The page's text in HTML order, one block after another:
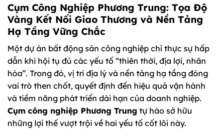
Cụm Công Nghiệp Phương Trung: Tọa Độ
Vàng Kết Nối Giao Thương và Nền Tảng
Hạ Tầng Vững Chắc
Một dự án bất động sản công nghiệp chỉ thực sự hấp
dẫn khi hội tụ đủ các yếu tố “thiên thời, địa lợi, nhân
hòa”. Trong đó, vị trí địa lý và nền tảng hạ tầng đóng
vai trò then chốt, quyết định đến hiệu quả vận hành
và tiềm năng phát triển dài hạn của doanh nghiệp.
Cụm công nghiệp Phương Trung tự hào sở hữu
những lợi thế vượt trội về hai yếu tố cốt lõi này.